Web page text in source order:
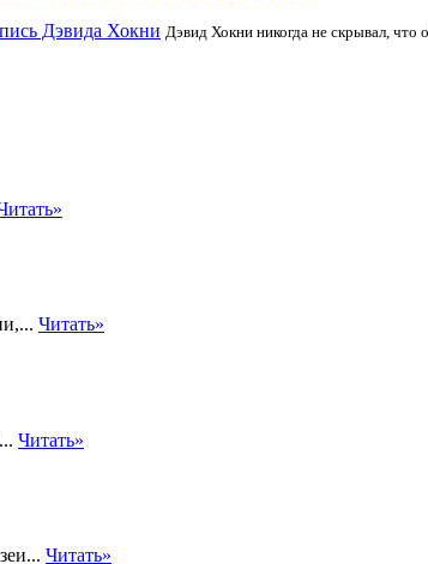
Дэвида Хокни Дэвид Хокни никогда не скрывал,
Читать»
Читать»
Читать»